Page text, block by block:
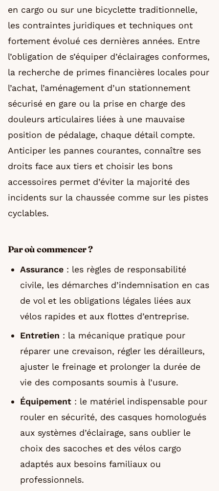
en cargo ou sur une bicyclette traditionnelle,
les contraintes juridiques et techniques ont
fortement évolué ces dernières années. Entre
l’obligation de s’équiper d’éclairages conformes,
la recherche de primes financières locales pour
l’achat, l’aménagement d’un stationnement
sécurisé en gare ou la prise en charge des
douleurs articulaires liées à une mauvaise
position de pédalage, chaque détail compte.
Anticiper les pannes courantes, connaître ses
droits face aux tiers et choisir les bons
accessoires permet d’éviter la majorité des
incidents sur la chaussée comme sur les pistes
cyclables.
Par où commencer ?
Assurance: les règles de responsabilité
civile, les démarches d’indemnisation en cas
de vol et les obligations légales liées aux
vélos rapides et aux flottes d’entreprise.
Entretien : la mécanique pratique pour
réparer une crevaison, régler les dérailleurs,
ajuster le freinage et prolonger la durée de
vie des composants soumis à l’usure.
Équipement: le matériel indispensable pour
rouler en sécurité, des casques homologués
aux systèmes d’éclairage, sans oublier le
choix des sacoches et des vélos cargo
adaptés aux besoins familiaux ou
professionnels.